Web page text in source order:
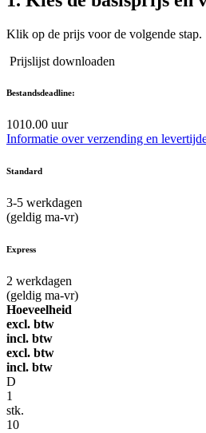
Klik op de prijs voor de volgende stap.
Prijslijst downloaden
Bestandsdeadline:
1010.00 uur
Informatie over verzending en
Standard
3-5 werkdagen
(geldig ma-vr)
Express
2 werkdagen
(geldig ma-vr)
Hoeveelheid
excl. btw
incl. btw
excl. btw
incl. btw
D
1
stk.
10